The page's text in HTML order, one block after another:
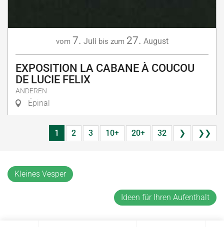
vom 7. Juli bis zum 27. August
EXPOSITION LA CABANE À COUCOU
DE LUCIE FELIX
ANDEREN
Épinal
1 2 3 10+ 20+ 32 ❯ ❯❯
Kleines Vesper
Ideen für Ihren Aufenthalt